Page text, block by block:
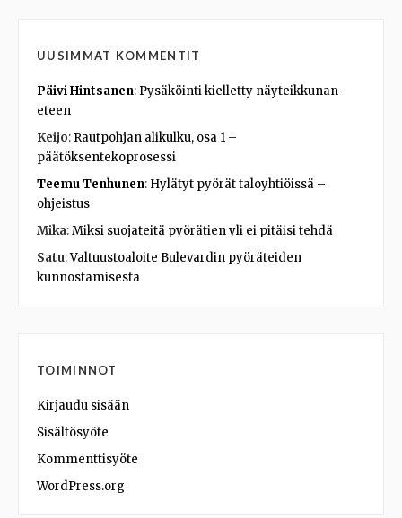
UUSIMMAT KOMMENTIT
Päivi Hintsanen: Pysäköinti kielletty näyteikkunan
eteen
Keijo: Rautpohjan alikulku, osa 1 –
päätöksentekoprosessi
Teemu Tenhunen: Hylätyt pyörät taloyhtiöissä –
ohjeistus
Mika:Miksi suojateitä pyörätien yli ei pitäisi tehdä
Satu:Valtuustoaloite Bulevardin pyöräteiden
kunnostamisesta
TOIMINNOT
Kirjaudu sisään
Sisältösyöte
Kommenttisyöte
WordPress.org